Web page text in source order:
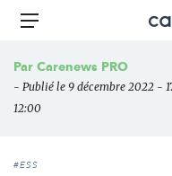
Aller
principal
des
Menu
Par Carenews PRO
- Publié le 9 décembre 2022 -
12:00
#ESS